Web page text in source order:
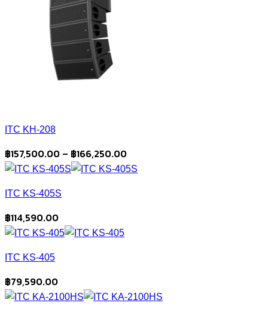
ITC KH-208
฿157,500.00 – ฿166,250.00Price
range:
ITC KS-405S
฿114,590.00
ITC KS-405
฿79,590.00